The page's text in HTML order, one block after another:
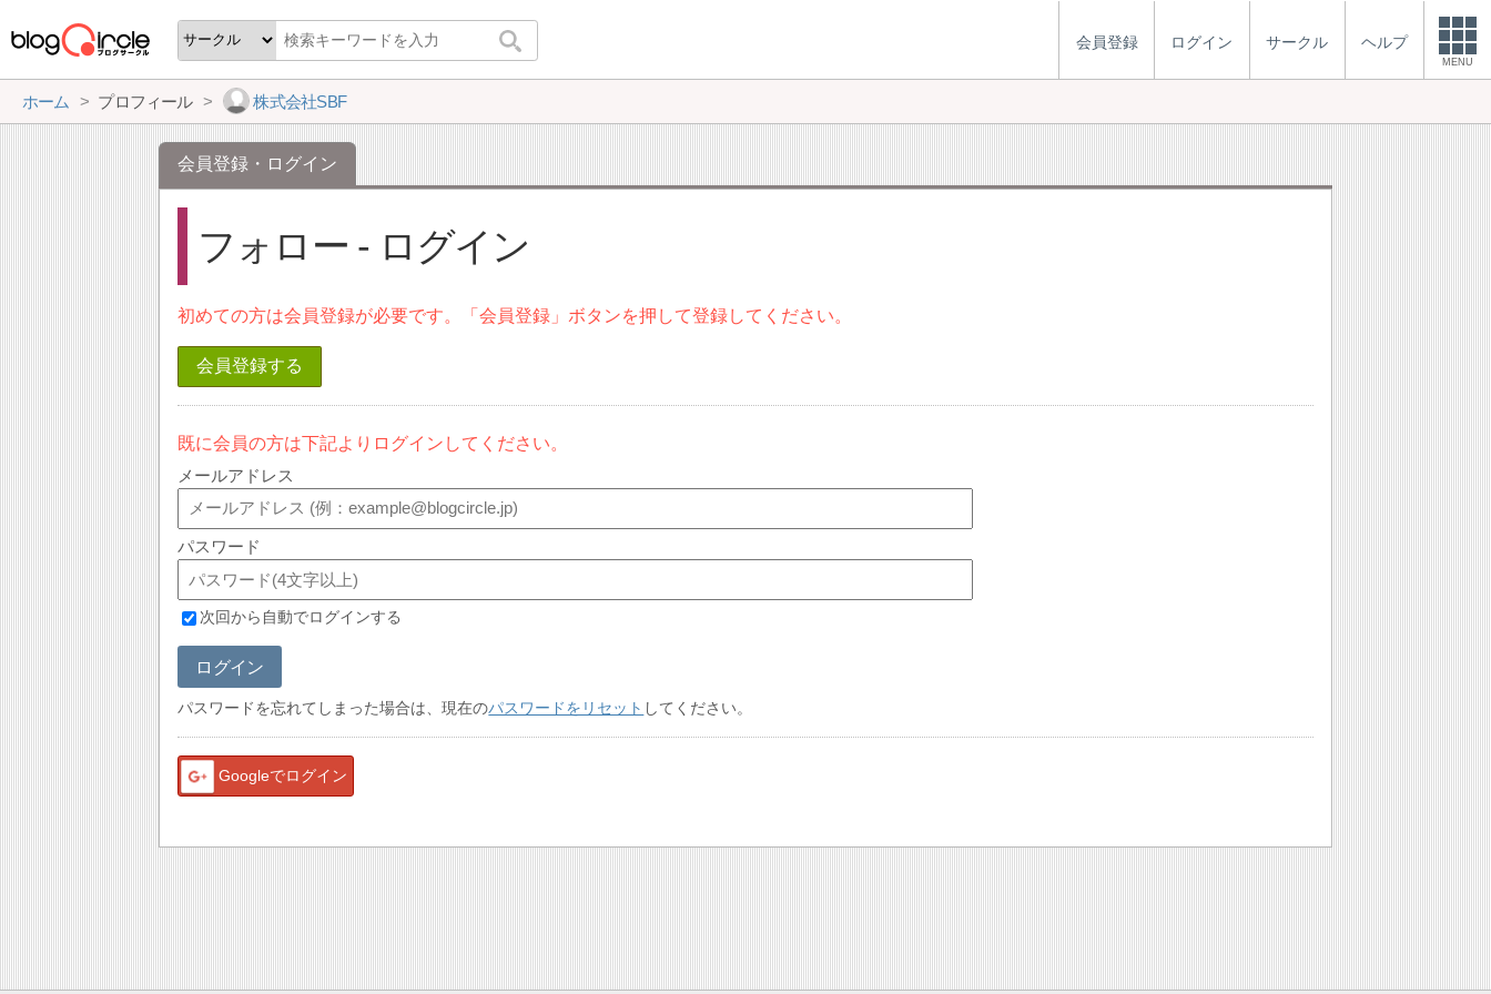
会員登録 ログイン サークル ヘルプ
MENU
ホーム プロフィール 株式会社SBF
会員登録・ログイン
フォロー - ログイン
初めての方は会員登録が必要です。「会員登録」ボタンを押して登録してください。
会員登録する
既に会員の方は下記よりログインしてください。
メールアドレス
パスワード
次回から自動でログインする
ログイン
パスワードを忘れてしまった場合は、現在のパスワードをリセット してください。
Googleでログイン